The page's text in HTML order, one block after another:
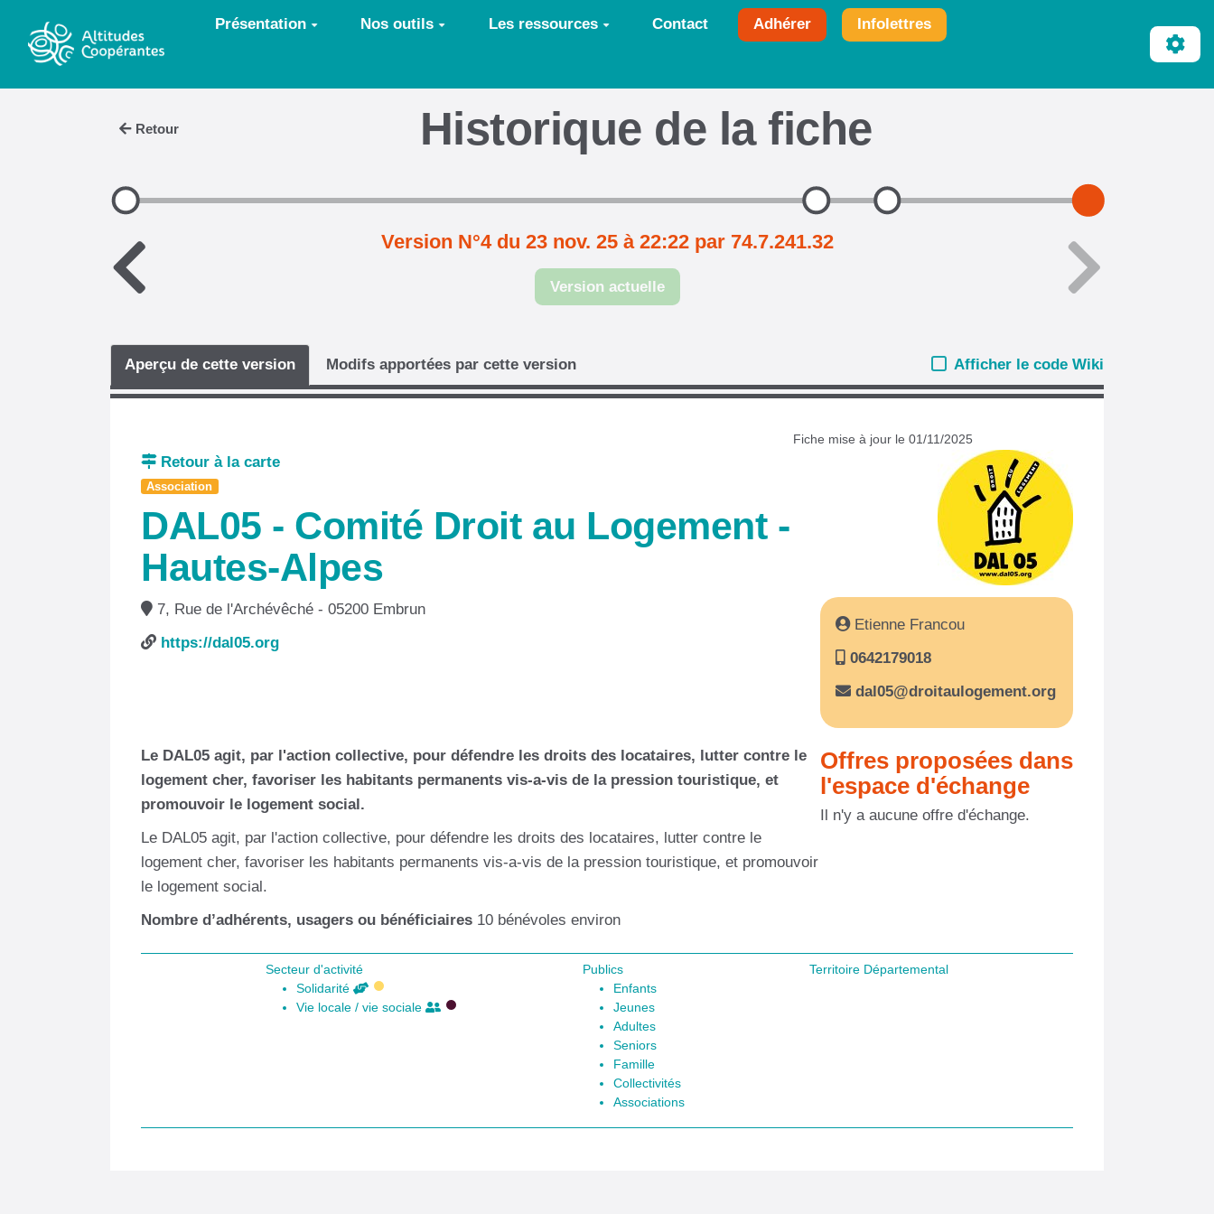
Aller au contenu principal Présentation Nos outils Les ressources Contact Adhérer Infolettres
Retour Historique de la fiche
Version N°4 du 23 nov. 25 à 22:22 par 74.7.241.32
Version actuelle
Aperçu de cette version Modifs apportées par cette version Afficher le code Wiki
Fiche mise à jour le 01/11/2025
Retour à la carte
Association
DAL05 - Comité Droit au Logement -
Hautes-Alpes
7, Rue de l'Archévêché - 05200 Embrun
https://dal05.org
Etienne Francou
0642179018
dal05@droitaulogement.org
Le DAL05 agit, par l'action collective, pour défendre les droits des locataires, lutter contre le
logement cher, favoriser les habitants permanents vis-a-vis de la pression touristique, et
promouvoir le logement social.
Le DAL05 agit, par l'action collective, pour défendre les droits des locataires, lutter contre le
logement cher, favoriser les habitants permanents vis-a-vis de la pression touristique, et promouvoir
le logement social.
Nombre d’adhérents, usagers ou bénéficiaires 10 bénévoles environ
Offres proposées dans
l'espace d'échange
Il n'y a aucune offre d'échange.
Secteur d'activité
Solidarité
Vie locale / vie sociale
Publics
Enfants
Jeunes
Adultes
Seniors
Famille
Collectivités
Associations
Territoire Départemental